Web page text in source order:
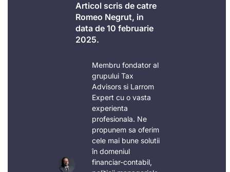
Articol scris de catre
Romeo Negrut, in
data de 10 februarie
2025.
Membru fondator al
grupului Tax
Advisors si Larrom
Expert cu o vasta
experienta
profesionala. Ne
propunem sa oferim
cele mai bune solutii
în domeniul
financiar-contabil,